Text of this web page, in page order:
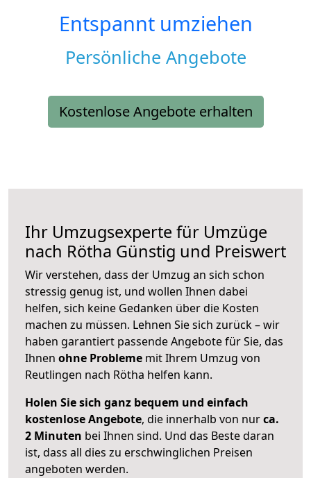
Entspannt umziehen
Persönliche Angebote
Kostenlose Angebote erhalten
Ihr Umzugsexperte für Umzüge
nach Rötha Günstig und Preiswert
Wir verstehen, dass der Umzug an sich schon
stressig genug ist, und wollen Ihnen dabei
helfen, sich keine Gedanken über die Kosten
machen zu müssen. Lehnen Sie sich zurück – wir
haben garantiert passende Angebote für Sie, das
Ihnen ohne Probleme mit Ihrem Umzug von
Reutlingen nach Rötha helfen kann.
Holen Sie sich ganz bequem und einfach
kostenlose Angebote, die innerhalb von nurca.
2 Minuten bei Ihnen sind. Und das Beste daran
ist, dass all dies zu erschwinglichen Preisen
angeboten werden.